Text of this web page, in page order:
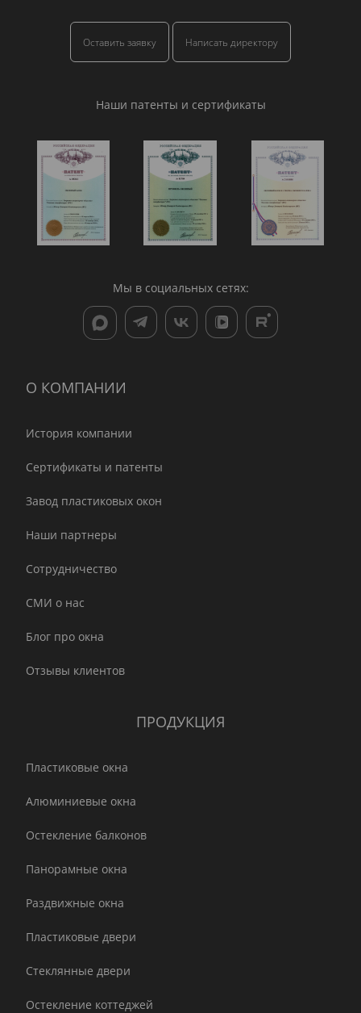
Оставить заявку Написать директору
Наши патенты и сертификаты
Мы в социальных сетях:
О КОМПАНИИ
История компании
Сертификаты и патенты
Завод пластиковых окон
Наши партнеры
Сотрудничество
СМИ о нас
Блог про окна
Отзывы клиентов
ПРОДУКЦИЯ
Пластиковые окна
Алюминиевые окна
Остекление балконов
Панорамные окна
Раздвижные окна
Пластиковые двери
Стеклянные двери
Остекление коттеджей